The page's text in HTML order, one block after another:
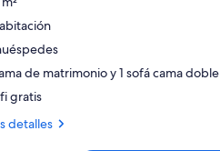
de matrimonio y 1 sofá cama doble
gratis
detalles